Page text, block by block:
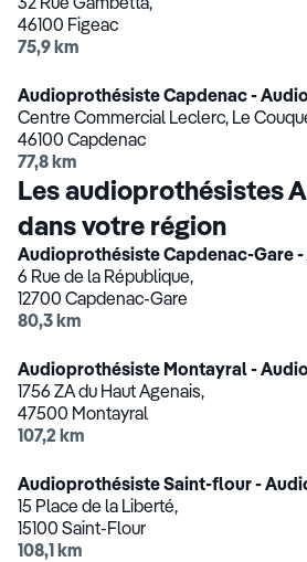
46100 Figeac
75,9 km
Audioprothésiste Capdenac -
Centre Commercial Leclerc, Le
46100 Capdenac
77,8 km
Les audioprothésistes
dans votre région
Audioprothésiste Capdenac-Gare
6 Rue de la République,
12700 Capdenac-Gare
80,3 km
Audioprothésiste Montayral -
1756 ZA du Haut Agenais,
47500 Montayral
107,2 km
Audioprothésiste Saint-flour -
15 Place de la Liberté,
15100 Saint-Flour
108,1 km